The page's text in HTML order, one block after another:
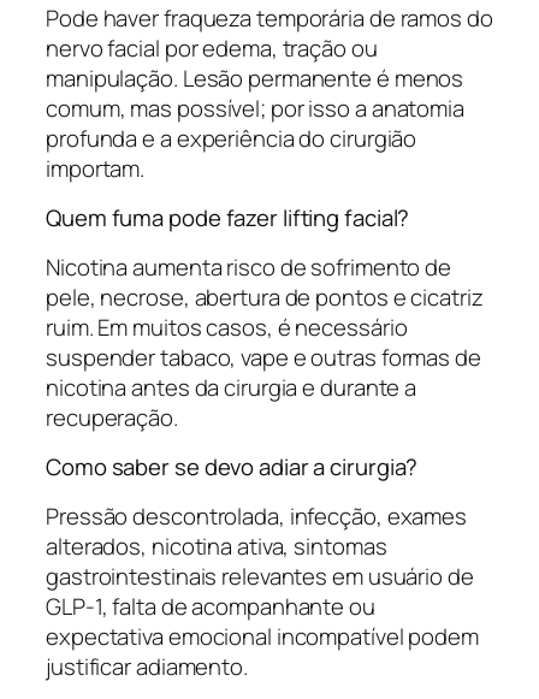
Pode haver fraqueza temporária de ramos do
nervo facial por edema, tração ou
manipulação. Lesão permanente é menos
comum, mas possível; por isso a anatomia
profunda e a experiência do cirurgião
importam.
Quem fuma pode fazer lifting facial?
Nicotina aumenta risco de sofrimento de
pele, necrose, abertura de pontos e cicatriz
ruim. Em muitos casos, é necessário
suspender tabaco, vape e outras formas de
nicotina antes da cirurgia e durante a
recuperação.
Como saber se devo adiar a cirurgia?
Pressão descontrolada, infecção, exames
alterados, nicotina ativa, sintomas
gastrointestinais relevantes em usuário de
GLP-1, falta de acompanhante ou
expectativa emocional incompatível podem
justificar adiamento.